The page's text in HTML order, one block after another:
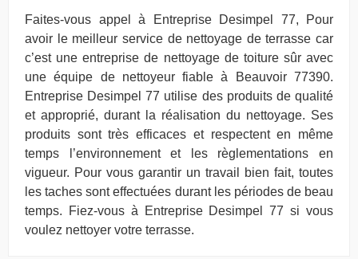
Faites-vous appel à Entreprise Desimpel 77, Pour
avoir le meilleur service de nettoyage de terrasse car
c’est une entreprise de nettoyage de toiture sûr avec
une équipe de nettoyeur fiable à Beauvoir 77390.
Entreprise Desimpel 77 utilise des produits de qualité
et approprié, durant la réalisation du nettoyage. Ses
produits sont très efficaces et respectent en même
temps l’environnement et les règlementations en
vigueur. Pour vous garantir un travail bien fait, toutes
les taches sont effectuées durant les périodes de beau
temps. Fiez-vous à Entreprise Desimpel 77 si vous
voulez nettoyer votre terrasse.